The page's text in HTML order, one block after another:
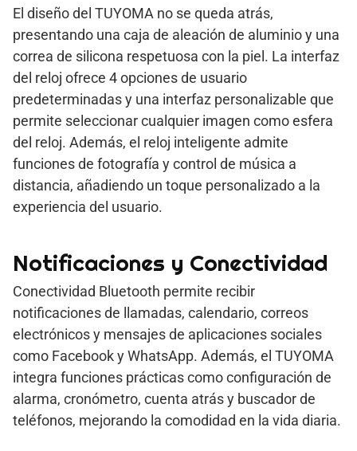
El diseño del TUYOMA no se queda atrás,
presentando una caja de aleación de aluminio y una
correa de silicona respetuosa con la piel. La interfaz
del reloj ofrece 4 opciones de usuario
predeterminadas y una interfaz personalizable que
permite seleccionar cualquier imagen como esfera
del reloj. Además, el reloj inteligente admite
funciones de fotografía y control de música a
distancia, añadiendo un toque personalizado a la
experiencia del usuario.
Notificaciones y Conectividad
Conectividad Bluetooth permite recibir
notificaciones de llamadas, calendario, correos
electrónicos y mensajes de aplicaciones sociales
como Facebook y WhatsApp. Además, el TUYOMA
integra funciones prácticas como configuración de
alarma, cronómetro, cuenta atrás y buscador de
teléfonos, mejorando la comodidad en la vida diaria.